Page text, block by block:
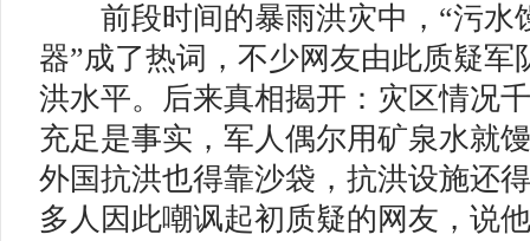
前段时间的暴雨洪灾中，“污水
器”成了热词，不少网友由此质疑军
洪水平。后来真相揭开：灾区情况
充足是事实，军人偶尔用矿泉水就
外国抗洪也得靠沙袋，抗洪设施还
多人因此嘲讽起初质疑的网友，说